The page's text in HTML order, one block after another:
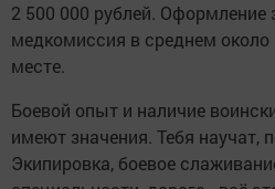
2 500 000 рублей. Оформление
медкомиссия в среднем около
месте.
Боевой опыт и наличие
имеют значения. Тебя научат,
Экипировка, боевое